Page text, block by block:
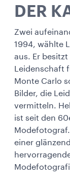
DER
Zwei
1994, wählte
aus. Er
Leidenschaft
Monte Carlo
Bilder, die
vermitteln.
ist seit den
einer